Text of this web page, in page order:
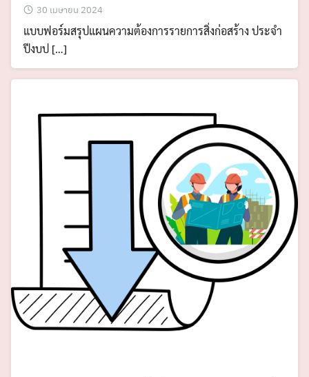
30 เมษายน 2024
แบบฟอร์มสรุปแผนความต้องการรายการสิ่งก่อสร้าง ประจำ
ปีงบป […]